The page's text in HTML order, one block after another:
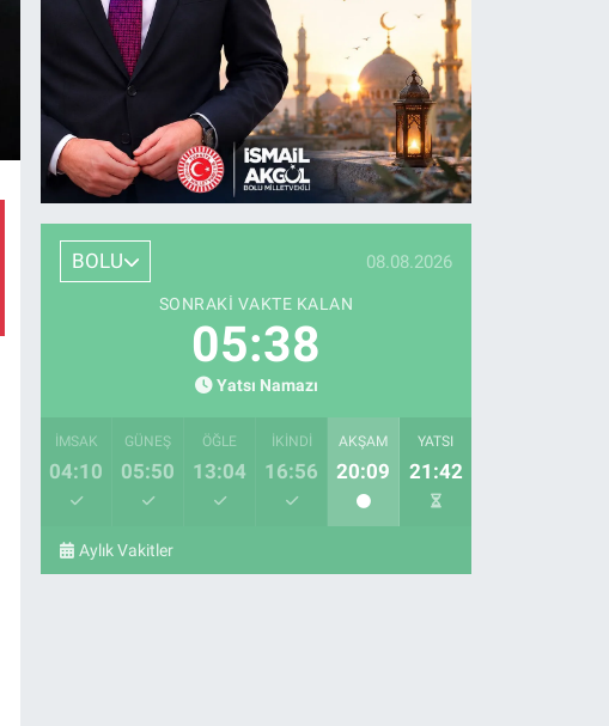
BOLU 08.08.2026
SONRAKI VAKTE KALAN
05:36
Yatsı Namazı
İMSAK
04:10
GÜNEŞ
05:50
ÖĞLE
13:04
İKINDI
16:56
AKŞAM
20:09
YATSI
21:42
Aylık Vakitler